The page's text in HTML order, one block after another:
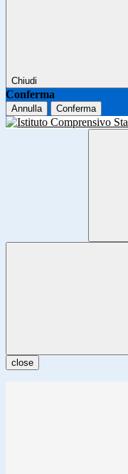
Chiudi
Conferma
Annulla Conferma
close